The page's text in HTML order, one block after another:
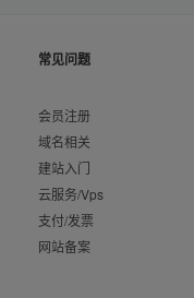
常见问题
会员注册
域名相关
建站入门
云服务/Vps
支付/发票
网站备案